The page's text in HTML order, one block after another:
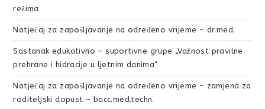
režima
Natječaj za zapošljavanje na određeno vrijeme – dr.med.
Sastanak edukativno – suportivne grupe „Važnost pravilne
prehrane i hidracije u ljetnim danima“
Natječaj za zapošljavanje na određeno vrijeme – zamjena za
roditeljski dopust – bacc.med.techn.